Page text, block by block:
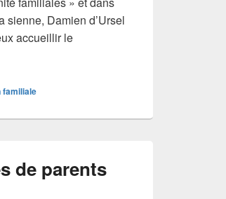
sienne, Damien d’Ursel
accueillir le
en médiation familiale
familiale
de parents